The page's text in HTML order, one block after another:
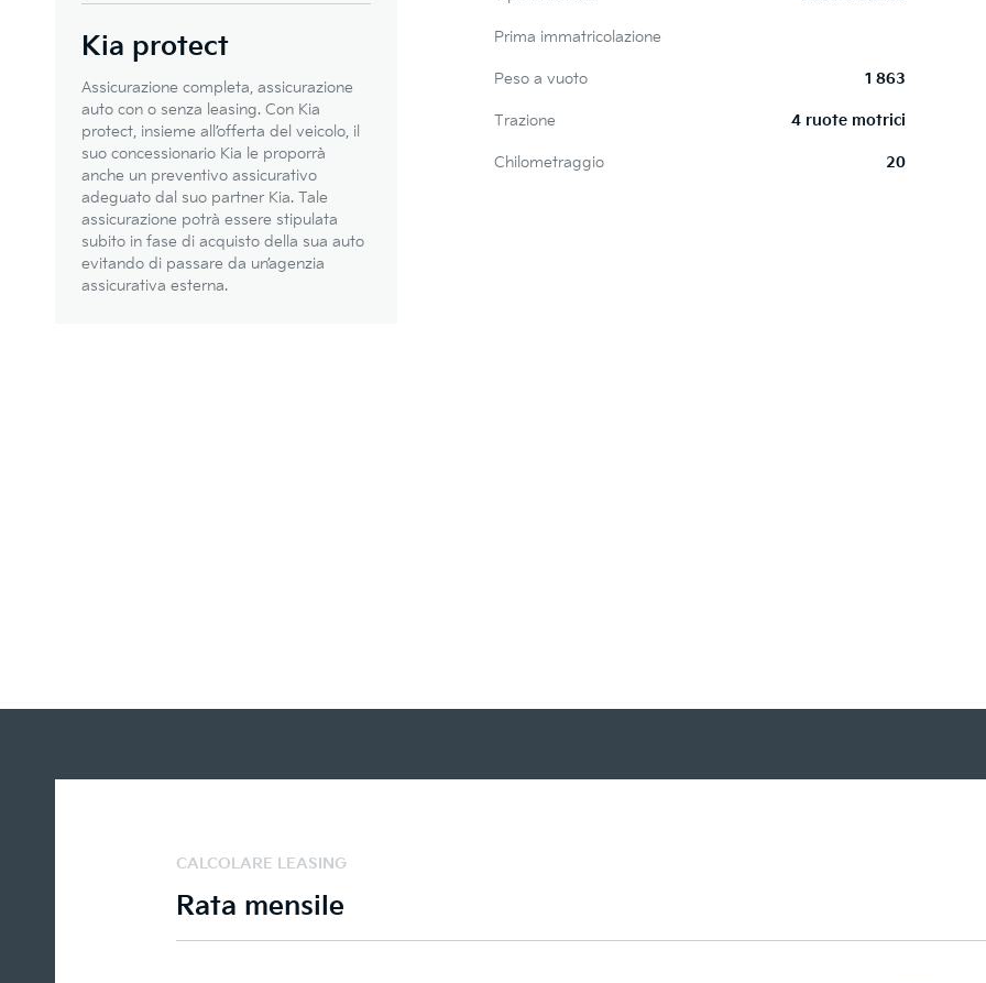
Prima immatricolazione
Peso a vuoto 1 863
Trazione 4 ruote motrici
Chilometraggio 20
Kia protect
Assicurazione completa, assicurazione
auto con o senza leasing. Con Kia
protect, insieme all’offerta del veicolo, il
suo concessionario Kia le proporrà
anche un preventivo assicurativo
adeguato dal suo partner Kia. Tale
assicurazione potrà essere stipulata
subito in fase di acquisto della sua auto
evitando di passare da un’agenzia
assicurativa esterna.
CALCOLARE LEASING
Rata mensile